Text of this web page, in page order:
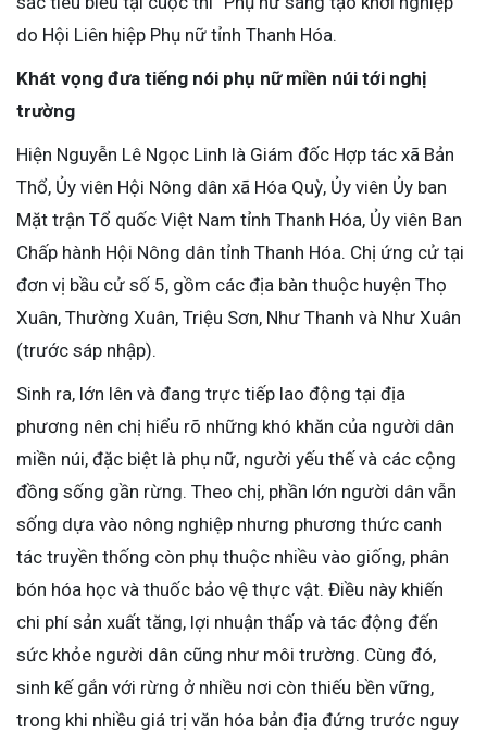
do Hội Liên hiệp Phụ nữ tỉnh Thanh Hóa.
Khát vọng đưa tiếng nói phụ nữ miền núi tới nghị
trường
Hiện Nguyễn Lê Ngọc Linh là Giám đốc Hợp tác xã Bản
Thổ, Ủy viên Hội Nông dân xã Hóa Quỳ, Ủy viên Ủy ban
Mặt trận Tổ quốc Việt Nam tỉnh Thanh Hóa, Ủy viên Ban
Chấp hành Hội Nông dân tỉnh Thanh Hóa. Chị ứng cử tại
đơn vị bầu cử số 5, gồm các địa bàn thuộc huyện Thọ
Xuân, Thường Xuân, Triệu Sơn, Như Thanh và Như Xuân
(trước sáp nhập).
Sinh ra, lớn lên và đang trực tiếp lao động tại địa
phương nên chị hiểu rõ những khó khăn của người dân
miền núi, đặc biệt là phụ nữ, người yếu thế và các cộng
đồng sống gần rừng. Theo chị, phần lớn người dân vẫn
sống dựa vào nông nghiệp nhưng phương thức canh
tác truyền thống còn phụ thuộc nhiều vào giống, phân
bón hóa học và thuốc bảo vệ thực vật. Điều này khiến
chi phí sản xuất tăng, lợi nhuận thấp và tác động đến
sức khỏe người dân cũng như môi trường. Cùng đó,
sinh kế gắn với rừng ở nhiều nơi còn thiếu bền vững,
trong khi nhiều giá trị văn hóa bản địa đứng trước nguy